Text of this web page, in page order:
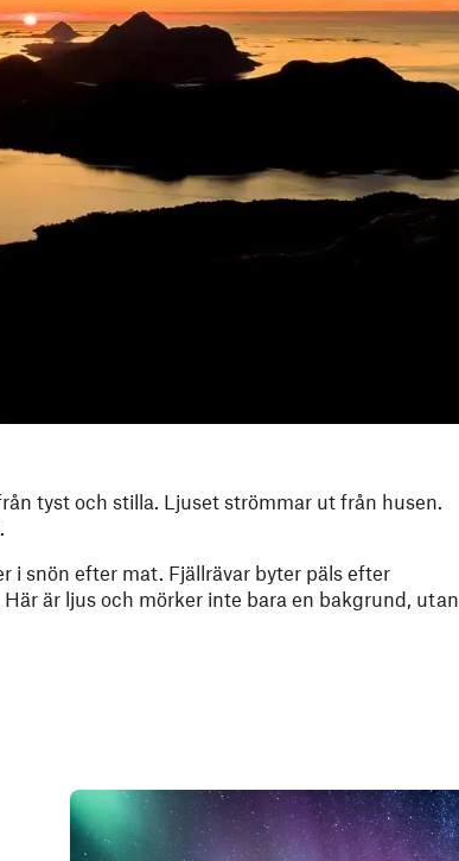
tyst och stilla. Ljuset strömmar ut från husen.
i snön efter mat. Fjällrävar byter päls efter
är ljus och mörker inte bara en bakgrund, utan